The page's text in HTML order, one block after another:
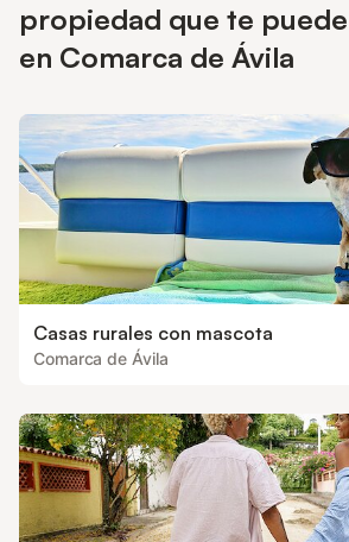
propiedad que te
en Comarca de Ávila
Casas rurales con mascota
Comarca de Ávila